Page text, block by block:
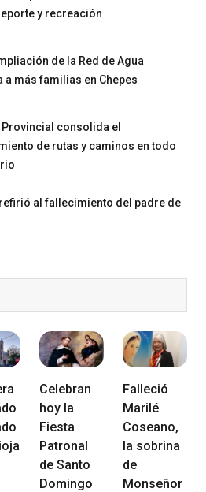
y recreación
de la Red de Agua
a más familias en Chepes
consolida el
de rutas y caminos en todo
al fallecimiento del padre de
Celebran
hoy la
Fiesta
Patronal
de Santo
Domingo
Falleció
Marilé
Coseano,
la sobrina
de
Monseñor